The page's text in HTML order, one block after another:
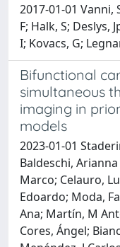
2017-01-01 Vanni,
F; Halk, S; Deslys,
I; Kovacs, G;
Bifunctional
simultaneous
imaging in
models
2023-01-01
Baldeschi,
Marco; Celauro,
Edoardo; Moda,
Ana; Martín, M
Cores, Ángel;